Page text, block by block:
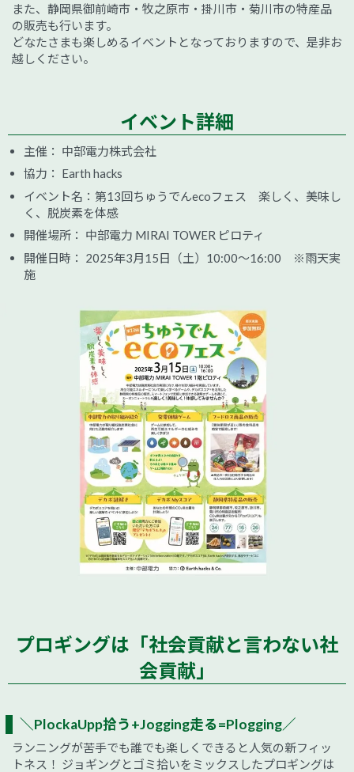
また、静岡県御前崎市・牧之原市・掛川市・菊川市の特産品
の販売も行います。
どなたさまも楽しめるイベントとなっておりますので、是非お
越しください。
イベント詳細
主催： 中部電力株式会社
協力： Earth hacks
イベント名：第13回ちゅうでんecoフェス 楽しく、美味し
く、脱炭素を体感
開催場所： 中部電力 MIRAI TOWER ピロティ
開催日時： 2025年3月15日（土）10:00～16:00 ※雨天実
施
プロギングは「社会貢献と言わない社
会貢献」
＼PlockaUpp拾う+Jogging走る=Plogging／
ランニングが苦手でも誰でも楽しくできると人気の新フィッ
トネス！ ジョギングとゴミ拾いをミックスしたプロギングは